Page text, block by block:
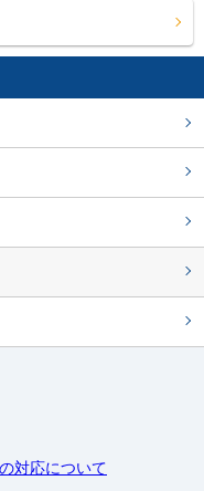
対応について